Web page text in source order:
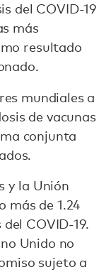
del COVID-19
más
resultado
mundiales a
de vacunas
conjunta
y la Unión
más de 1.24
COVID-19.
Unido no
sujeto a